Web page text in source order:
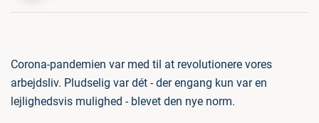
Corona-pandemien var med til at revolutionere vores
arbejdsliv. Pludselig var dét - der engang kun var en
lejlighedsvis mulighed - blevet den nye norm.